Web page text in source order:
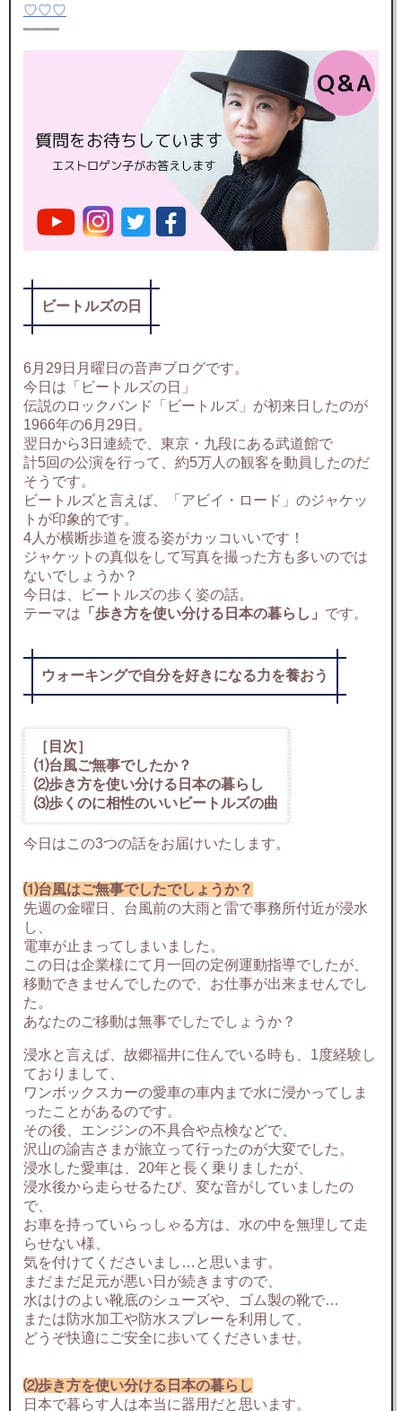
♡♡♡
━━━━
ビートルズの日
6月29日月曜日の音声ブログです。
今日は「ビートルズの日」
伝説のロックバンド「ビートルズ」が初来日したのが
1966年の6月29日。
翌日から3日連続で、東京・九段にある武道館で
計5回の公演を行って、約5万人の観客を動員したのだ
そうです。
ビートルズと言えば、「アビイ・ロード」のジャケッ
トが印象的です。
4人が横断歩道を渡る姿がカッコいいです！
ジャケットの真似をして写真を撮った方も多いのでは
ないでしょうか？
今日は、ビートルズの歩く姿の話。
テーマは 「歩き方を使い分ける日本の暮らし」 です。
ウォーキングで自分を好きになる力を養おう
［目次］
⑴台風ご無事でしたか？
⑵歩き方を使い分ける日本の暮らし
⑶歩くのに相性のいいビートルズの曲
今日はこの3つの話をお届けいたします。
⑴台風はご無事でしたでしょうか？
先週の金曜日、台風前の大雨と雷で事務所付近が浸水
し、
電車が止まってしまいました。
この日は企業様にて月一回の定例運動指導でしたが、
移動できませんでしたので、お仕事が出来ませんでし
た。
あなたのご移動は無事でしたでしょうか？
浸水と言えば、故郷福井に住んでいる時も、1度経験し
ておりまして、
ワンボックスカーの愛車の車内まで水に浸かってしま
ったことがあるのです。
その後、エンジンの不具合や点検などで、
沢山の諭吉さまが旅立って行ったのが大変でした。
浸水した愛車は、20年と長く乗りましたが、
浸水後から走らせるたび、変な音がしていましたの
で、
お車を持っていらっしゃる方は、水の中を無理して走
らせない様、
気を付けてくださいまし…と思います。
まだまだ足元が悪い日が続きますので、
水はけのよい靴底のシューズや、ゴム製の靴で…
または防水加工や防水スプレーを利用して、
どうぞ快適にご安全に歩いてくださいませ。
⑵歩き方を使い分ける日本の暮らし
日本で暮らす人は本当に器用だと思います。